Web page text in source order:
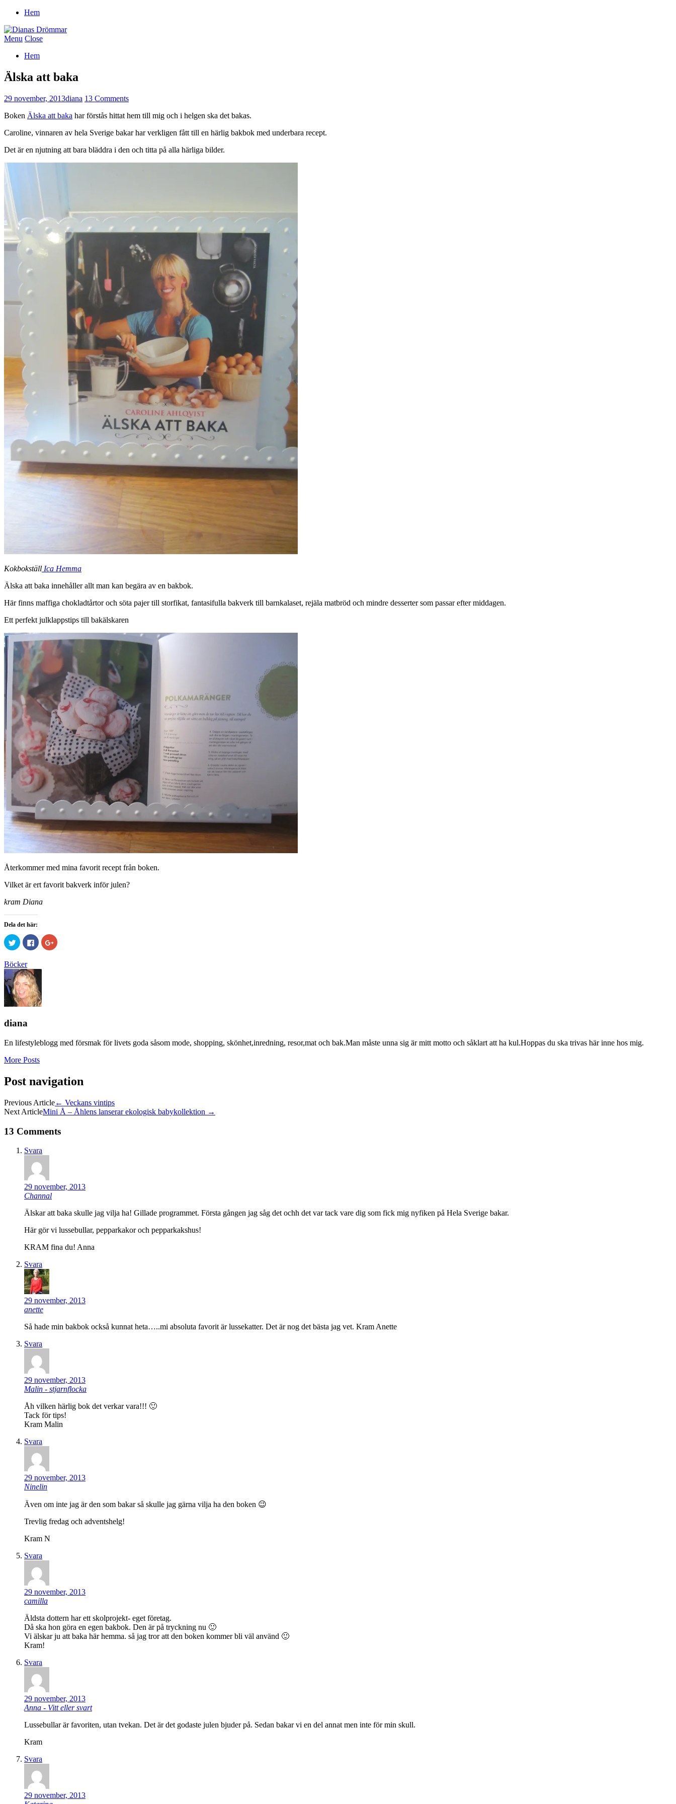
Hem
Menu Close
Hem
Älska att baka
29 november, 2013diana 13 Comments
Boken Älska att baka har förstås hittat hem till mig och i helgen ska det bakas.
Caroline, vinnaren av hela Sverige bakar har verkligen fått till en härlig bakbok med underbara recept.
Det är en njutning att bara bläddra i den och titta på alla härliga bilder.
Kokbokställ Ica Hemma
Älska att baka innehåller allt man kan begära av en bakbok.
Här finns maffiga chokladtårtor och söta pajer till storfikat, fantasifulla bakverk till barnkalaset, rejäla matbröd och mindre desserter som passar efter middagen.
Ett perfekt julklappstips till bakälskaren
Återkommer med mina favorit recept från boken.
Vilket är ert favorit bakverk inför julen?
kram Diana
Dela det här:
Klicka
för
på
Twitter
(Öppnas
i
ett
nytt
fönster)
Klicka
för
Facebook
(Öppnas
i
ett
nytt
fönster)
Klicka
för
Böcker
diana
En lifestyleblogg med försmak för livets goda såsom mode, shopping, skönhet,inredning, resor,mat och bak.Man måste unna sig är mitt motto och såklart att ha kul.Hoppas du ska trivas här inne hos mig.
More Posts
Post navigation
Previous Article← Veckans vintips
Next ArticleMini Å – Åhlens lanserar ekologisk babykollektion →
13 Comments
Svara
29 november, 2013
Channal
Älskar att baka skulle jag vilja ha! Gillade programmet. Första gången jag såg det ochh det var tack vare dig som fick mig nyfiken på Hela Sverige bakar.
Här gör vi lussebullar, pepparkakor och pepparkakshus!
KRAM fina du! Anna
Svara
29 november, 2013
anette
Så hade min bakbok också kunnat heta…..mi absoluta favorit är lussekatter. Det är nog det bästa jag vet. Kram Anette
Svara
29 november, 2013
Malin - stjarnflocka
Åh vilken härlig bok det verkar vara!!! 🙂
Tack för tips!
Kram Malin
Svara
29 november, 2013
Ninelin
Även om inte jag är den som bakar så skulle jag gärna vilja ha den boken 😉
Trevlig fredag och adventshelg!
Kram N
Svara
29 november, 2013
camilla
Äldsta dottern har ett skolprojekt- eget företag.
Då ska hon göra en egen bakbok. Den är på tryckning nu 🙂
Vi älskar ju att baka här hemma. så jag tror att den boken kommer bli väl använd 🙂
Kram!
Svara
29 november, 2013
Anna - Vitt eller svart
Lussebullar är favoriten, utan tvekan. Det är det godaste julen bjuder på. Sedan bakar vi en del annat men inte för min skull.
Kram
Svara
29 november, 2013